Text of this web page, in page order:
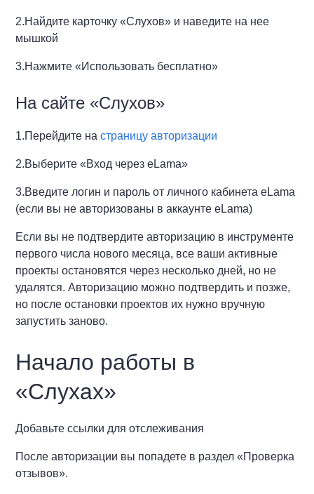
2.Найдите карточку «Слухов» и наведите на нее
мышкой
3.Нажмите «Использовать бесплатно»
На сайте «Слухов»
1.Перейдите настраницу авторизации
2.Выберите «Вход через eLama»
3.Введите логин и пароль от личного кабинета eLama
(если вы не авторизованы в аккаунте eLama)
Если вы не подтвердите авторизацию в инструменте
первого числа нового месяца, все ваши активные
проекты остановятся через несколько дней, но не
удалятся. Авторизацию можно подтвердить и позже,
но после остановки проектов их нужно вручную
запустить заново.
Начало работы в
«Слухах»
Добавьте ссылки для отслеживания
После авторизации вы попадете в раздел «Проверка
отзывов».